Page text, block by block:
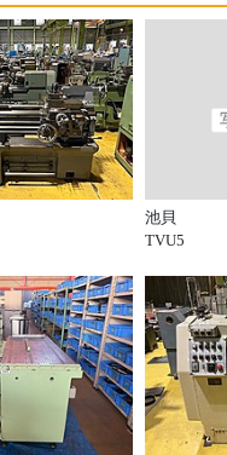
池貝
TVU5